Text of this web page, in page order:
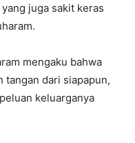
juga sakit keras
mengaku bahwa
tangan dari siapapun,
keluarganya